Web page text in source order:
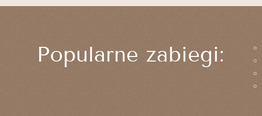
Popularne zabiegi: